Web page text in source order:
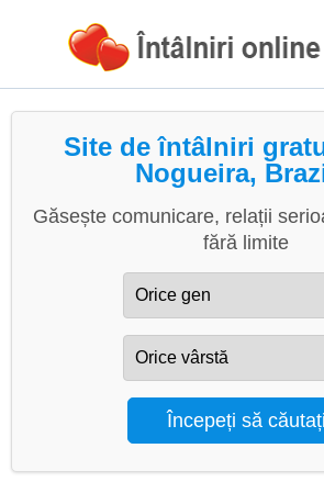
Site de întâlniri
Nogueira,
Găsește comunicare, relații
fără limite